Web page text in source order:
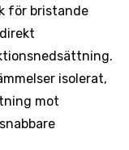
för bristande
isolerat,
mot